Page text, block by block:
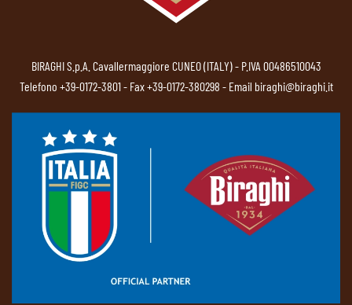
BIRAGHI S.p.A. Cavallermaggiore CUNEO (ITALY) - P.IVA 00486510043
Telefono +39-0172-3801- Fax +39-0172-380298 - Email biraghi@biraghi.it